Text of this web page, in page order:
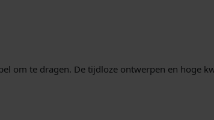
om te dragen. De tijdloze ontwerpen en hoge